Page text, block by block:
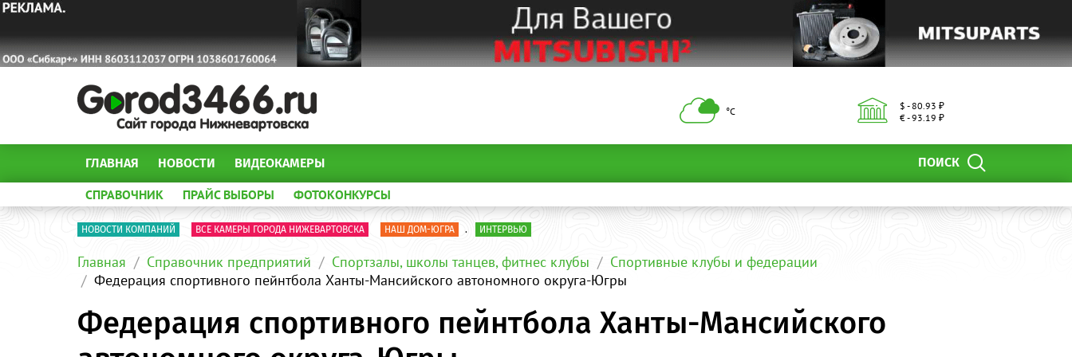
°С
$ - 80.93 ₽
€ - 93.19 ₽
ПОИСК
ГЛАВНАЯ НОВОСТИ ВИДЕОКАМЕРЫ
СПРАВОЧНИК ПРАЙС ВЫБОРЫ ФОТОКОНКУРСЫ
НОВОСТИ КОМПАНИЙ ВСЕ КАМЕРЫ ГОРОДА НИЖЕВАРТОВСКА НАШ ДОМ-ЮГРА . ИНТЕРВЬЮ
Главная Справочник предприятий Спортзалы, школы танцев, фитнес клубы
Спортивные клубы и федерации
Федерация спортивного пейнтбола Ханты-Мансийского автономного округа-Югры
Федерация спортивного пейнтбола Ханты-Мансийского